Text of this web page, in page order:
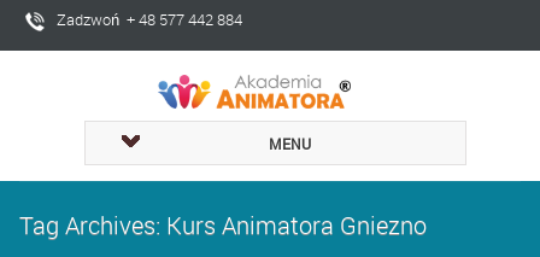
Zadzwoń + 48 577 442 884
MENU
Tag Archives: Kurs Animatora Gniezno